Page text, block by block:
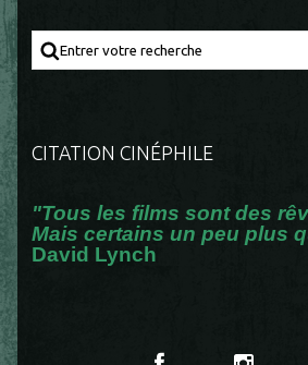
CITATION CINÉPHILE
"Tous les films sont des
Mais certains un peu plus
David Lynch